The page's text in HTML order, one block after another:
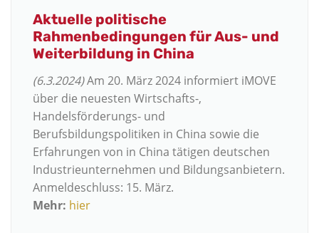
Aktuelle politische
Rahmenbedingungen für Aus- und
Weiterbildung in China
(6.3.2024)Am 20. März 2024 informiert iMOVE
über die neuesten Wirtschafts-,
Handelsförderungs- und
Berufsbildungspolitiken in China sowie die
Erfahrungen von in China tätigen deutschen
Industrieunternehmen und Bildungsanbietern.
Anmeldeschluss: 15. März.
Mehr: hier